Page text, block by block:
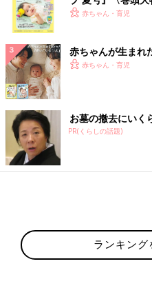
く！ おっぱい・ミ
赤ちゃん・育児
赤ちゃんが生まれ
赤ちゃん・育児
お墓の撤去にいく
PR(くらしの話題)
ランキング